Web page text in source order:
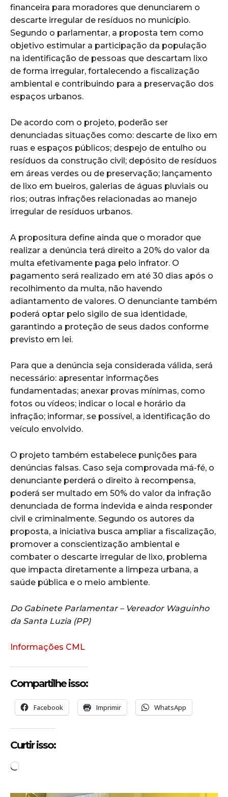
financeira para moradores que denunciarem o
descarte irregular de resíduos no município.
Segundo o parlamentar, a proposta tem como
objetivo estimular a participação da população
na identificação de pessoas que descartam lixo
de forma irregular, fortalecendo a fiscalização
ambiental e contribuindo para a preservação dos
espaços urbanos.
De acordo com o projeto, poderão ser
denunciadas situações como: descarte de lixo em
ruas e espaços públicos; despejo de entulho ou
resíduos da construção civil; depósito de resíduos
em áreas verdes ou de preservação; lançamento
de lixo em bueiros, galerias de águas pluviais ou
rios; outras infrações relacionadas ao manejo
irregular de resíduos urbanos.
A propositura define ainda que o morador que
realizar a denúncia terá direito a 20% do valor da
multa efetivamente paga pelo infrator. O
pagamento será realizado em até 30 dias após o
recolhimento da multa, não havendo
adiantamento de valores. O denunciante também
poderá optar pelo sigilo de sua identidade,
garantindo a proteção de seus dados conforme
previsto em lei.
Para que a denúncia seja considerada válida, será
necessário: apresentar informações
fundamentadas; anexar provas mínimas, como
fotos ou vídeos; indicar o local e horário da
infração; informar, se possível, a identificação do
veículo envolvido.
O projeto também estabelece punições para
denúncias falsas. Caso seja comprovada má-fé, o
denunciante perderá o direito à recompensa,
poderá ser multado em 50% do valor da infração
denunciada de forma indevida e ainda responder
civil e criminalmente. Segundo os autores da
proposta, a iniciativa busca ampliar a fiscalização,
promover a conscientização ambiental e
combater o descarte irregular de lixo, problema
que impacta diretamente a limpeza urbana, a
saúde pública e o meio ambiente.
Do Gabinete Parlamentar – Vereador Waguinho
da Santa Luzia (PP)
Informações CML
Compartilhe isso:
Facebook Imprimir WhatsApp
Curtir isso:
C
r